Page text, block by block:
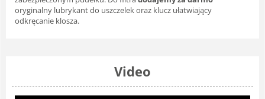
oryginalny lubrykant do uszczelek oraz klucz ułatwiający
odkręcanie klosza.
Video